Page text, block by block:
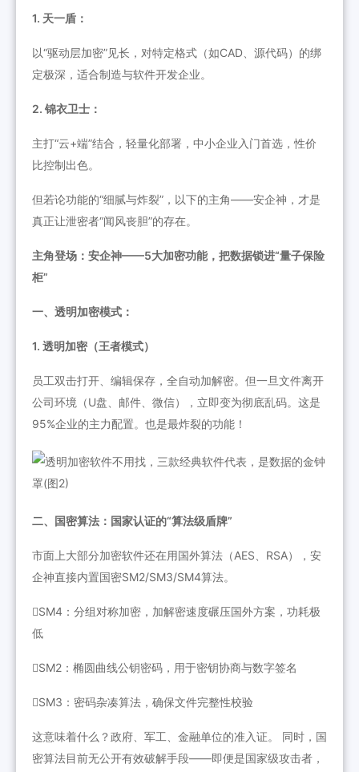
1. 天一盾：
以“驱动层加密”见长，对特定格式（如CAD、源代码）的绑
定极深，适合制造与软件开发企业。
2. 锦衣卫士：
主打“云+端”结合，轻量化部署，中小企业入门首选，性价
比控制出色。
但若论功能的“细腻与炸裂”，以下的主角——安企神，才是
真正让泄密者“闻风丧胆”的存在。
主角登场：安企神——5大加密功能，把数据锁进“量子保险
柜”
一、透明加密模式：
1. 透明加密（王者模式）
员工双击打开、编辑保存，全自动加解密。但一旦文件离开
公司环境（U盘、邮件、微信），立即变为彻底乱码。这是
95%企业的主力配置。也是最炸裂的功能！
二、国密算法：国家认证的“算法级盾牌”
市面上大部分加密软件还在用国外算法（AES、RSA），安
企神直接内置国密SM2/SM3/SM4算法。
SM4：分组对称加密，加解密速度碾压国外方案，功耗极
低
SM2：椭圆曲线公钥密码，用于密钥协商与数字签名
SM3：密码杂凑算法，确保文件完整性校验
这意味着什么？政府、军工、金融单位的准入证。 同时，国
密算法目前无公开有效破解手段——即便是国家级攻击者，